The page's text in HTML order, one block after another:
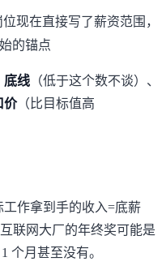
位现在直接写了薪资范围，
的锚点
底线 （低于这个数不谈）、
价（比目标值高
工作拿到手的收入=底薪
联网大厂的年终奖可能是
个月甚至没有。